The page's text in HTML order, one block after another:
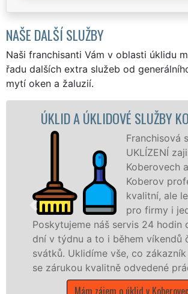
NAŠE DALŠÍ SLUŽBY
Naši franchisanti Vám v oblasti úklidu
řadu dalších extra služeb od
mytí oken a žaluzií.
A ÚKLIDOVÉ SLUŽBY KOBEROVY
Franchisová síť EXTRA
UKLÍZENÍ zajišťuje v
Koberovech a okolí
Koberov profesionální,
kvalitní, ale levný úklid
pro firmy i jednotlivce.
náš servis 24 hodin denně, 7
a to i během víkendů či státních
Uklidíme vše, co zákazník žádá a to
kvalitně odvedené práce.
Mám zájem o úklid v Koberovech